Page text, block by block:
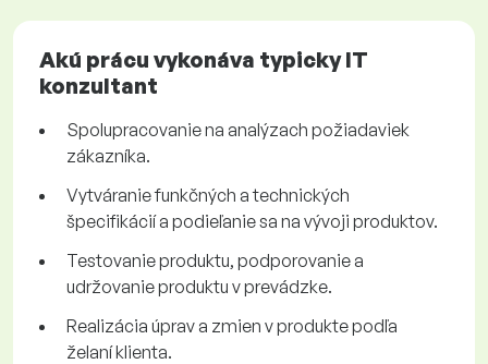
Akú prácu vykonáva typicky IT
konzultant
Spolupracovanie na analýzach požiadaviek
zákazníka.
Vytváranie funkčných a technických
špecifikácií a podieľanie sa na vývoji produktov.
Testovanie produktu, podporovanie a
udržovanie produktu v prevádzke.
Realizácia úprav a zmien v produkte podľa
želaní klienta.